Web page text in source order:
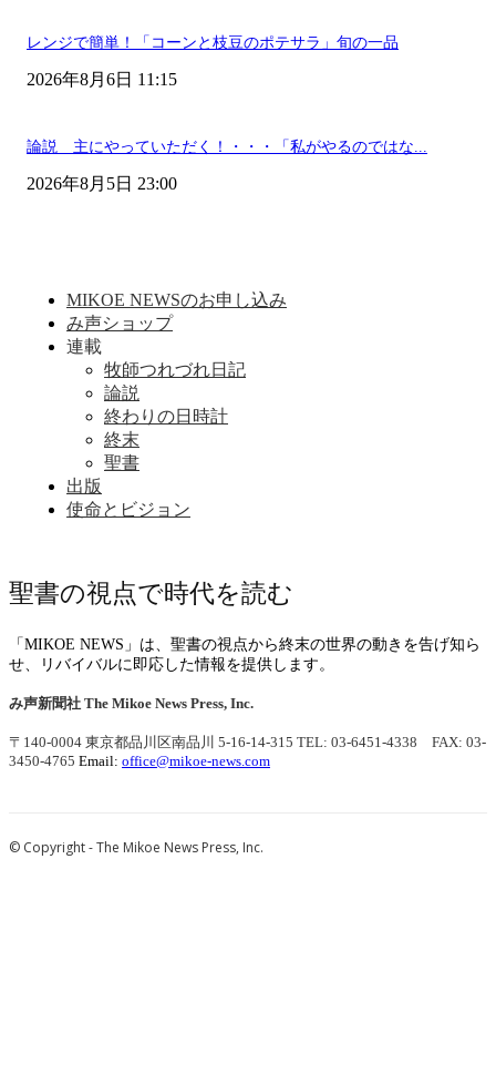
レンジで簡単！「コーンと枝豆のポテサラ」旬の一品
2026年8月6日 11:15
論説 主にやっていただく！・・・「私がやるのではな...
2026年8月5日 23:00
MIKOE NEWSのお申し込み
み声ショップ
連載
牧師つれづれ日記
論説
終わりの日時計
終末
聖書
出版
使命とビジョン
聖書の視点で時代を読む
「MIKOE NEWS」は、聖書の視点から終末の世界の動きを告げ知ら
せ、リバイバルに即応した情報を提供します。
み声新聞社 The Mikoe News Press, Inc.
〒140-0004 東京都品川区南品川 5-16-14-315 TEL: 03-6451-4338 FAX: 03-
3450-4765 Email: office@mikoe-news.com
© Copyright - The Mikoe News Press, Inc.